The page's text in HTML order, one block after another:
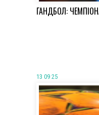
ГАНДБОЛ:
13 09 25